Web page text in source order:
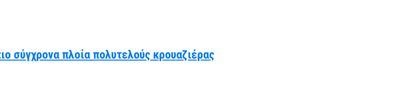
σύγχρονα πλοία πολυτελούς κρουαζιέρας